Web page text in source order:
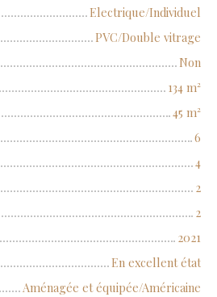
Electrique/Individuel
PVC/Double vitrage
Non
134 m²
45 m²
6
4
2
2
2021
En excellent état
Aménagée et équipée/Américaine